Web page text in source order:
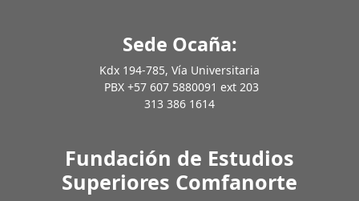
Sede Ocaña:
Kdx 194-785, Vía Universitaria
PBX +57 607 5880091 ext 203
313 386 1614
Fundación de Estudios
Superiores Comfanorte